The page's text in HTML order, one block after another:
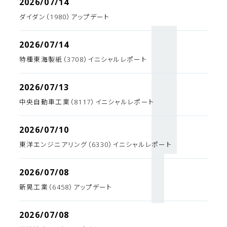
ダイダン（1980）アップデート
2026/07/14
特種東海製紙（3708）イニシャルレポート
2026/07/13
中央自動車工業（8117）イニシャルレポート
2026/07/10
東洋エンジニアリング（6330）イニシャルレポート
2026/07/08
新晃工業（6458）アップデート
2026/07/08